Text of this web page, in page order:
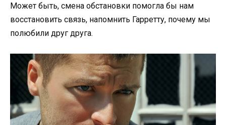
Может быть, смена обстановки помогла бы нам
восстановить связь, напомнить Гарретту, почему мы
полюбили друг друга.